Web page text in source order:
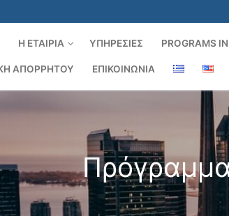
Η ΕΤΑΙΡΊΑ ΥΠΗΡΕΣΊΕΣ PROGRAMS
ΑΠΟΡΡΉΤΟΥ ΕΠΙΚΟΙΝΩΝΊΑ